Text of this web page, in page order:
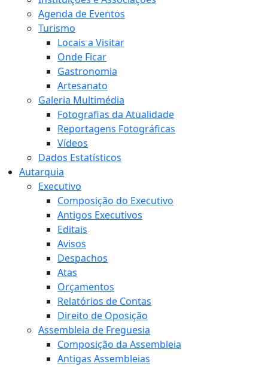
Agenda de Eventos
Turismo
Locais a Visitar
Onde Ficar
Gastronomia
Artesanato
Galeria Multimédia
Fotografias da Atualidade
Reportagens Fotográficas
Vídeos
Dados Estatísticos
Autarquia
Executivo
Composição do Executivo
Antigos Executivos
Editais
Avisos
Despachos
Atas
Orçamentos
Relatórios de Contas
Direito de Oposição
Assembleia de Freguesia
Composição da Assembleia
Antigas Assembleias